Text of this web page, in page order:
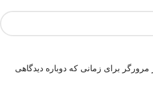
برای زمانی که دوباره دیدگاهی